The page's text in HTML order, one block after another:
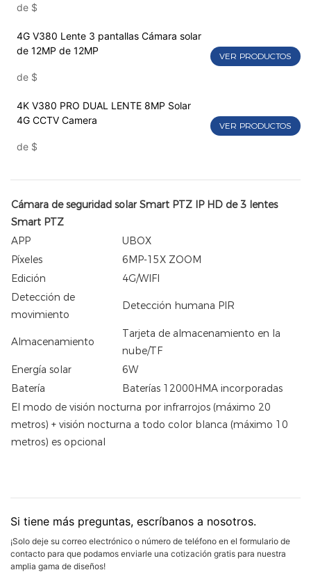
de $
4G V380 Lente 3 pantallas Cámara solar
de 12MP de 12MP
de $
VER PRODUCTOS
4K V380 PRO DUAL LENTE 8MP Solar
4G CCTV Camera
de $
VER PRODUCTOS
Cámara de seguridad solar Smart PTZ IP HD de 3 lentes
Smart PTZ
APP
UBOX
Píxeles
6MP-15X ZOOM
Edición
4G/WIFI
Detección de
movimiento
Detección humana PIR
Almacenamiento
Tarjeta de almacenamiento en la
nube/TF
Energía solar
6W
Batería
Baterías 12000HMA incorporadas
El modo de visión nocturna por infrarrojos (máximo 20
metros) + visión nocturna a todo color blanca (máximo 10
metros) es opcional
Si tiene más preguntas, escríbanos a nosotros.
¡Solo deje su correo electrónico o número de teléfono en el formulario de
contacto para que podamos enviarle una cotización gratis para nuestra
amplia gama de diseños!